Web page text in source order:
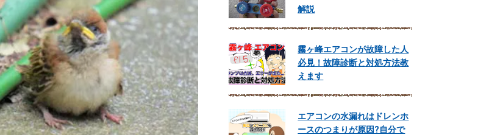
解説
霧ヶ峰エアコンが故障した人
必見！故障診断と対処方法教
えます
エアコンの水漏れはドレンホ
ースのつまりが原因?自分で